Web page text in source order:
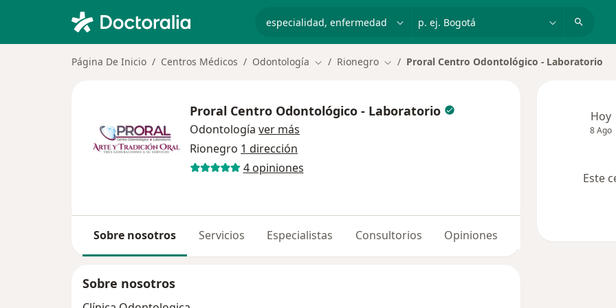
p. ej. Bogotá
Página De Inicio Centros Médicos Odontología Cambiar de ciudad
Rionegro Cambiar de ciudad
Proral Centro Odontológico - Laboratorio
Proral Centro Odontológico - Laboratorio
Odontología ver más
Rionegro 1 dirección
4 opiniones
Sobre nosotros Servicios Especialistas Consultorios Opiniones
Sobre nosotros
Hoy
8 Ago
Este